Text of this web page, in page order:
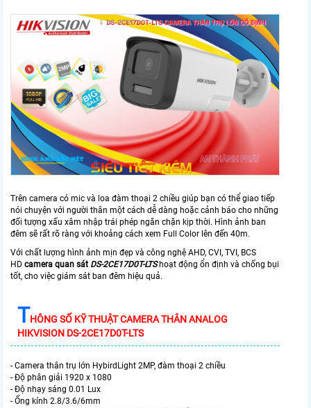
Trên camera có mic và loa đàm thoại 2 chiều giúp bạn có thể giao tiếp
nói chuyện với người thân một cách dễ dàng hoặc cảnh báo cho những
đối tượng xấu xâm nhập trái phép ngăn chặn kịp thời. Hình ảnh ban
đêm sẽ rất rõ ràng với khoảng cách xem Full Color lên đến 40m.
Với chất lượng hình ảnh mịn đẹp và công nghệ AHD, CVI, TVI, BCS
HD camera quan sát DS-2CE17D0T-LTShoạt động ổn định và chống bụi
tốt, cho việc giám sát ban đêm hiệu quả.
THÔNG SỐ KỸ THUẬT CAMERA THÂN ANALOG
HIKVISION DS-2CE17D0T-LTS
- Camera thân trụ lớn HybirdLight 2MP, đàm thoại 2 chiều
- Độ phân giải 1920 x 1080
- Độ nhạy sáng 0.01 Lux
- Ống kính 2.8/3.6/6mm